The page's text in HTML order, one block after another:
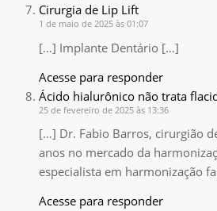
Cirurgia de Lip Lift
1 de maio de 2025 às 01:07
[…] Implante Dentário […]
Acesse para responder
Ácido hialurônico não trata
25 de fevereiro de 2025 às 13:36
[…] Dr. Fabio Barros, cirurgião
anos no mercado da
especialista em harmonização
Acesse para responder